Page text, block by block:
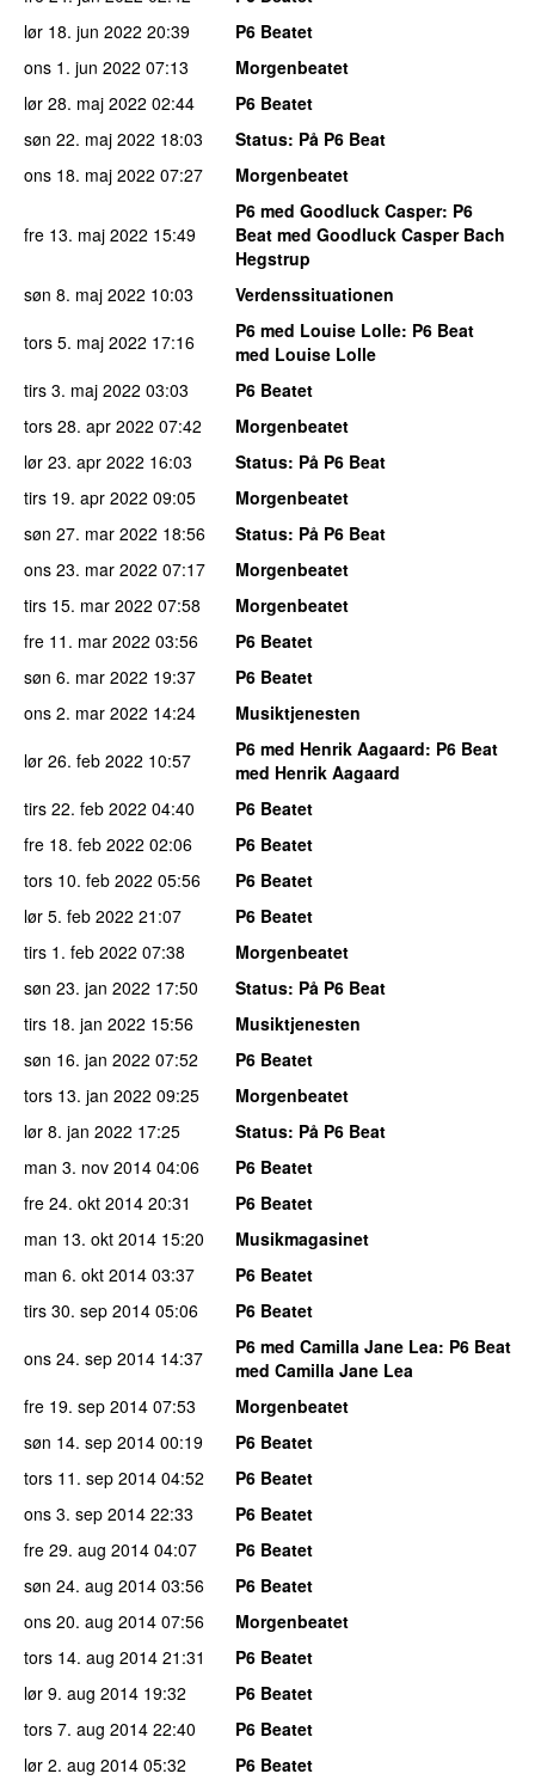
lør 18. jun 2022 20:39
P6 Beatet
ons 1. jun 2022 07:13
Morgenbeatet
lør 28. maj 2022 02:44
P6 Beatet
søn 22. maj 2022 18:03 Status: På P6 Beat
ons 18. maj 2022 07:27 Morgenbeatet
fre 13. maj 2022 15:49
P6 med Goodluck Casper: P6
Beat med Goodluck Casper Bach
Hegstrup
søn 8. maj 2022 10:03
Verdenssituationen
tors 5. maj 2022 17:16 P6 med Louise Lolle: P6 Beat
med Louise Lolle
tirs 3. maj 2022 03:03
P6 Beatet
tors 28. apr 2022 07:42
Morgenbeatet
lør 23. apr 2022 16:03 Status: På P6 Beat
tirs 19. apr 2022 09:05
Morgenbeatet
søn 27. mar 2022 18:56 Status: På P6 Beat
ons 23. mar 2022 07:17
Morgenbeatet
tirs 15. mar 2022 07:58
Morgenbeatet
fre 11. mar 2022 03:56
P6 Beatet
søn 6. mar 2022 19:37
P6 Beatet
ons 2. mar 2022 14:24
Musiktjenesten
lør 26. feb 2022 10:57 P6 med Henrik Aagaard: P6 Beat
med Henrik Aagaard
tirs 22. feb 2022 04:40
P6 Beatet
fre 18. feb 2022 02:06
P6 Beatet
tors 10. feb 2022 05:56
P6 Beatet
lør 5. feb 2022 21:07
P6 Beatet
tirs 1. feb 2022 07:38
Morgenbeatet
søn 23. jan 2022 17:50 Status: På P6 Beat
tirs 18. jan 2022 15:56
Musiktjenesten
søn 16. jan 2022 07:52
P6 Beatet
tors 13. jan 2022 09:25
Morgenbeatet
lør 8. jan 2022 17:25 Status: På P6 Beat
man 3. nov 2014 04:06
P6 Beatet
fre 24. okt 2014 20:31
P6 Beatet
man 13. okt 2014 15:20
Musikmagasinet
man 6. okt 2014 03:37
P6 Beatet
tirs 30. sep 2014 05:06
P6 Beatet
ons 24. sep 2014 14:37 P6 med Camilla Jane Lea: P6 Beat
med Camilla Jane Lea
fre 19. sep 2014 07:53
Morgenbeatet
søn 14. sep 2014 00:19
P6 Beatet
tors 11. sep 2014 04:52
P6 Beatet
ons 3. sep 2014 22:33
P6 Beatet
fre 29. aug 2014 04:07
P6 Beatet
søn 24. aug 2014 03:56
P6 Beatet
ons 20. aug 2014 07:56
Morgenbeatet
tors 14. aug 2014 21:31
P6 Beatet
lør 9. aug 2014 19:32
P6 Beatet
tors 7. aug 2014 22:40
P6 Beatet
lør 2. aug 2014 05:32
P6 Beatet